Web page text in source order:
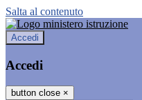
Salta al contenuto
Accedi
Accedi
button close ×